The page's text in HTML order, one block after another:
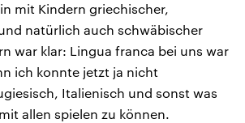
mit Kindern griechischer,
natürlich auch schwäbischer
war klar: Lingua franca bei uns war
ich konnte jetzt ja nicht
Italienisch und sonst was
allen spielen zu können.